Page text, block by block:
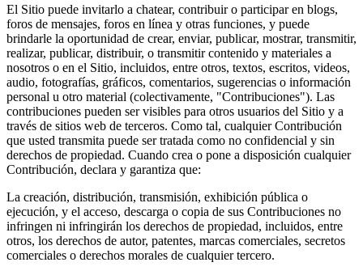
El Sitio puede invitarlo a chatear, contribuir o participar en blogs,
foros de mensajes, foros en línea y otras funciones, y puede
brindarle la oportunidad de crear, enviar, publicar, mostrar, transmitir,
realizar, publicar, distribuir, o transmitir contenido y materiales a
nosotros o en el Sitio, incluidos, entre otros, textos, escritos, videos,
audio, fotografías, gráficos, comentarios, sugerencias o información
personal u otro material (colectivamente, "Contribuciones"). Las
contribuciones pueden ser visibles para otros usuarios del Sitio y a
través de sitios web de terceros. Como tal, cualquier Contribución
que usted transmita puede ser tratada como no confidencial y sin
derechos de propiedad. Cuando crea o pone a disposición cualquier
Contribución, declara y garantiza que:
La creación, distribución, transmisión, exhibición pública o
ejecución, y el acceso, descarga o copia de sus Contribuciones no
infringen ni infringirán los derechos de propiedad, incluidos, entre
otros, los derechos de autor, patentes, marcas comerciales, secretos
comerciales o derechos morales de cualquier tercero.